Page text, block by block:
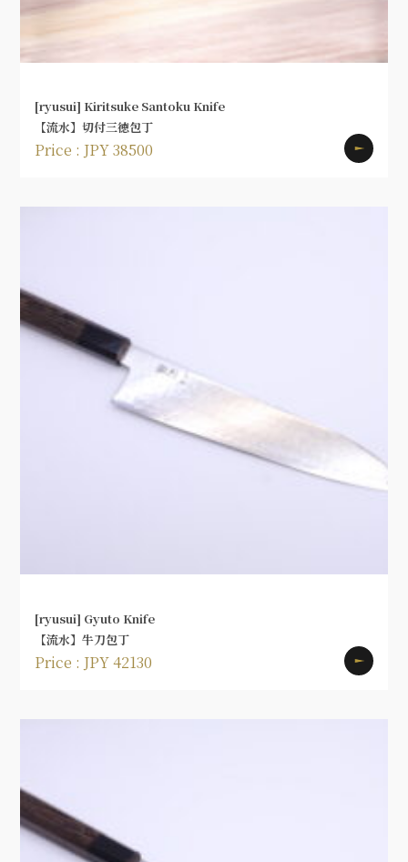
[ryusui] Kiritsuke Santoku Knife
【流水】切付三徳包丁
Price : JPY 38500
[ryusui] Gyuto Knife
【流水】牛刀包丁
Price : JPY 42130